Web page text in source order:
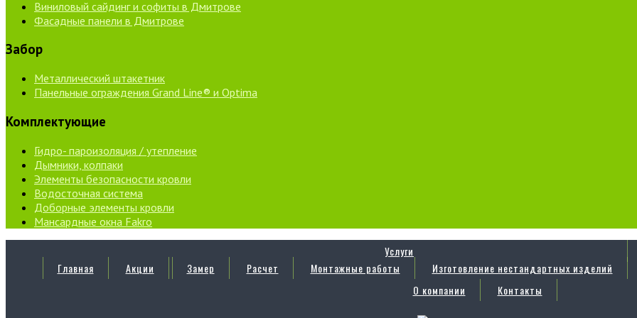
Виниловый сайдинг и софиты в Дмитрове
Фасадные панели в Дмитрове
Забор
Металлический штакетник
Панельные ограждения Grand Line® и Optima
Комплектующие
Гидро- пароизоляция / утепление
Дымники, колпаки
Элементы безопасности кровли
Водосточная система
Доборные элементы кровли
Мансардные окна Fakro
Главная Акции
Услуги
Замер
Расчет Монтажные работы Изготовление нестандартных изделий
О компании
Контакты